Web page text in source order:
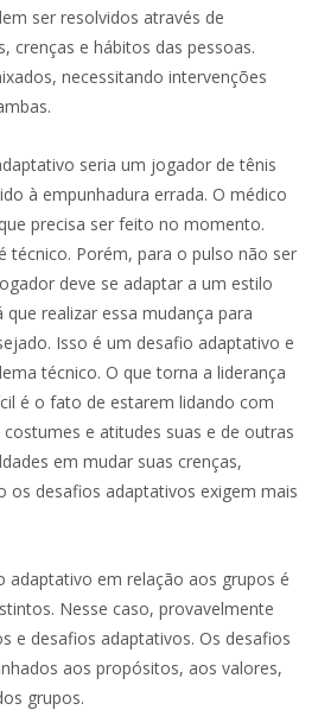
ser resolvidos através de
crenças e hábitos das pessoas.
necessitando intervenções
seria um jogador de tênis
à empunhadura errada. O médico
precisa ser feito no momento.
técnico. Porém, para o pulso não ser
deve se adaptar a um estilo
realizar essa mudança para
Isso é um desafio adaptativo e
técnico. O que torna a liderança
é o fato de estarem lidando com
e atitudes suas e de outras
em mudar suas crenças,
os desafios adaptativos exigem mais
adaptativo em relação aos grupos é
Nesse caso, provavelmente
e desafios adaptativos. Os desafios
aos propósitos, aos valores,
grupos.